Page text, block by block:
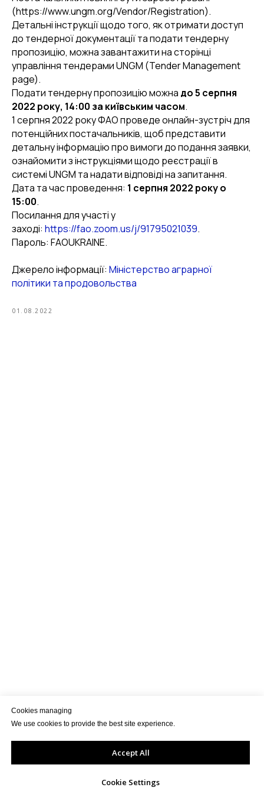
Cookies managing
We use cookies to provide the best site experience.
Accept All
Cookie Settings
(https://www.ungm.org/Vendor/Registration).
Детальні інструкції щодо того, як отримати доступ
до тендерної документації та подати тендерну
пропозицію, можна завантажити на сторінці
управління тендерами UNGM (Tender Management
page).
Подати тендерну пропозицію можна до 5 серпня
2022 року, 14:00 за київським часом.
1 серпня 2022 року ФАО проведе онлайн-зустріч для
потенційних постачальників, щоб представити
детальну інформацію про вимоги до подання заявки,
ознайомити з інструкціями щодо реєстрації в
системі UNGM та надати відповіді на запитання.
Дата та час проведення: 1 серпня 2022 року о
15:00.
Посилання для участі у
заході: https://fao.zoom.us/j/91795021039.
Пароль: FAOUKRAINE.
Джерело інформації: Міністерство аграрної
політики та продовольства
01.08.2022